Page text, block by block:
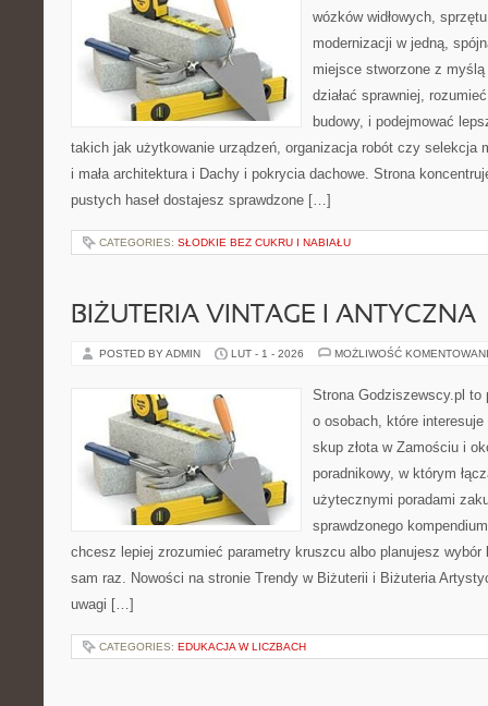
wózków widłowych,
modernizacji w jedną,
miejsce stworzone z
działać sprawniej,
budowy, i podejmować
takich jak użytkowanie urządzeń, organizacja robót czy selekcja
i mała architektura i Dachy i pokrycia dachowe. Strona
pustych haseł dostajesz sprawdzone […]
CATEGORIES: SŁODKIE BEZ CUKRU I NABIAŁU
BIŻUTERIA VINTAGE I ANTYCZNA
POSTED BY ADMIN LUT - 1 - 2026 MOŻLIWOŚĆ
Strona Godziszewscy.pl to
o osobach, które
skup złota w Zamościu i
poradnikowy, w którym
użytecznymi poradami
sprawdzonego
chcesz lepiej zrozumieć parametry kruszcu albo planujesz
sam raz. Nowości na stronie Trendy w Biżuterii i Biżuteria
uwagi […]
CATEGORIES: EDUKACJA W LICZBACH